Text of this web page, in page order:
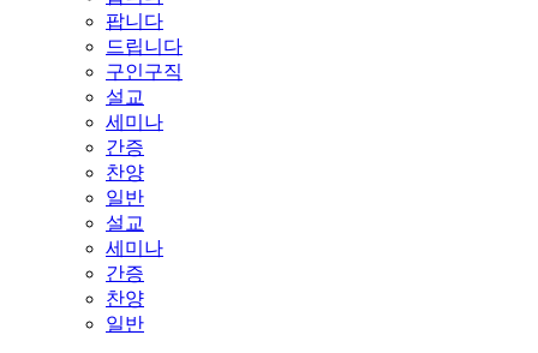
팝니다
드립니다
구인구직
설교
세미나
간증
찬양
일반
설교
세미나
간증
찬양
일반